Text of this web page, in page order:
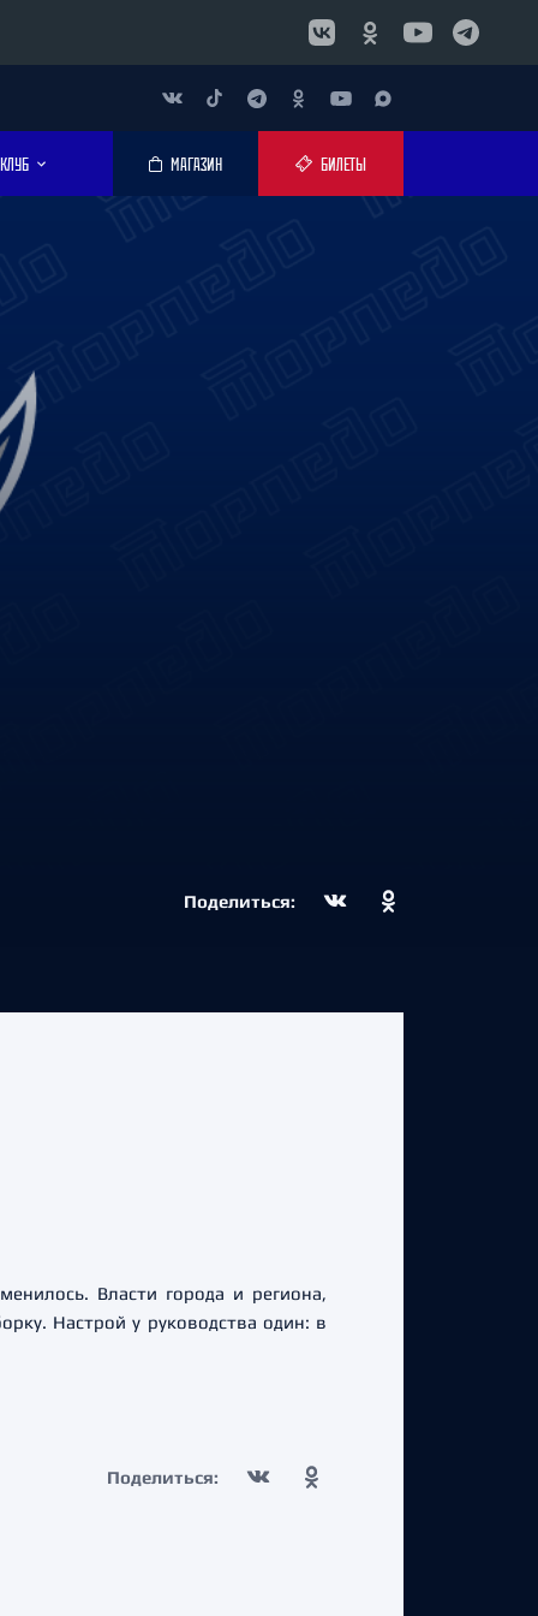
КЛУБ МАГАЗИН БИЛЕТЫ
Поделиться:
Власти города и региона,
Настрой у руководства один: в
Поделиться: